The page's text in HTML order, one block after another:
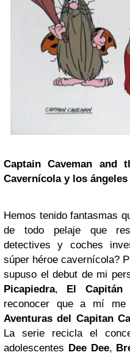
Captain Caveman and
Cavernícola y los ángeles
Hemos tenido fantasmas
de todo pelaje que
detectives y coches
súper héroe cavernícola?
supuso el debut de mi
Picapiedra, El Capitán
reconocer que a mí
Aventuras del Capitan
La serie recicla el
adolescentes Dee Dee,